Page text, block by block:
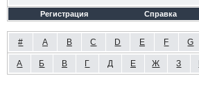
Регистрация Справка
# A B C D E F G
А Б В Г Д Е Ж З